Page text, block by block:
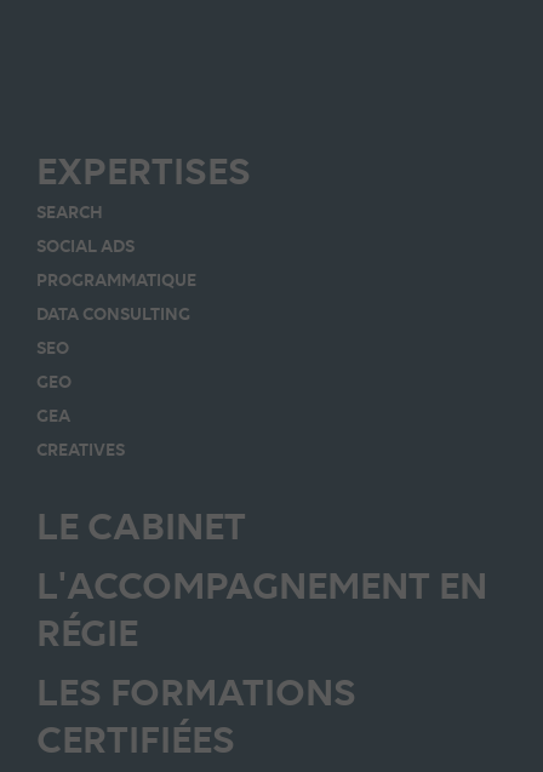
EXPERTISES
SEARCH
SOCIAL ADS
PROGRAMMATIQUE
DATA CONSULTING
SEO
GEO
GEA
CREATIVES
LE CABINET
L'ACCOMPAGNEMENT EN
RÉGIE
LES FORMATIONS
CERTIFIÉES